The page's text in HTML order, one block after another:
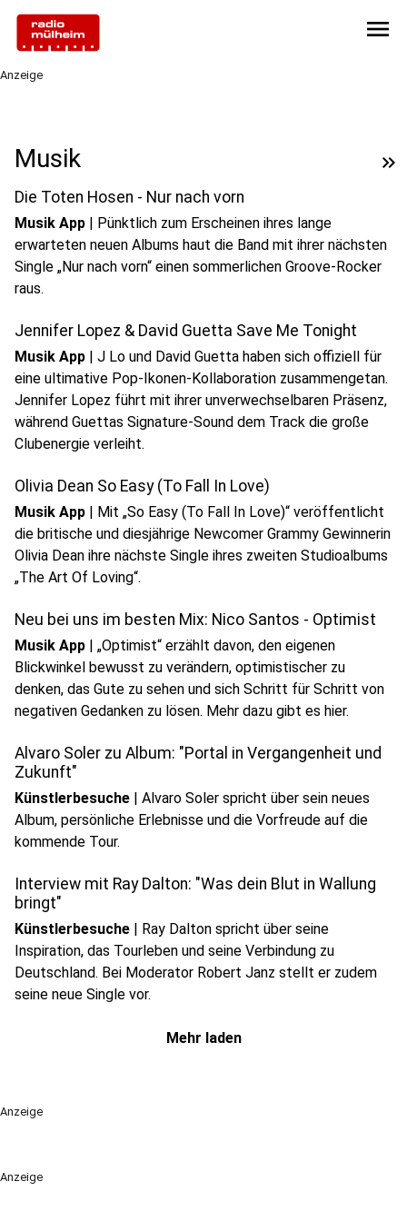
menu
Anzeige
Musik keyboard_double_arrow_right
Die Toten Hosen - Nur nach vorn
Musik App | Pünktlich zum Erscheinen ihres lange
erwarteten neuen Albums haut die Band mit ihrer nächsten
Single „Nur nach vorn“ einen sommerlichen Groove-Rocker
raus.
Jennifer Lopez & David Guetta Save Me Tonight
Musik App | J Lo und David Guetta haben sich offiziell für
eine ultimative Pop-Ikonen-Kollaboration zusammengetan.
Jennifer Lopez führt mit ihrer unverwechselbaren Präsenz,
während Guettas Signature-Sound dem Track die große
Clubenergie verleiht.
Olivia Dean So Easy (To Fall In Love)
Musik App | Mit „So Easy (To Fall In Love)“ veröffentlicht
die britische und diesjährige Newcomer Grammy Gewinnerin
Olivia Dean ihre nächste Single ihres zweiten Studioalbums
„The Art Of Loving“.
Neu bei uns im besten Mix: Nico Santos - Optimist
Musik App | „Optimist“ erzählt davon, den eigenen
Blickwinkel bewusst zu verändern, optimistischer zu
denken, das Gute zu sehen und sich Schritt für Schritt von
negativen Gedanken zu lösen. Mehr dazu gibt es hier.
play_circle Audio anhören
Alvaro Soler zu Album: "Portal in Vergangenheit und
Zukunft"
Künstlerbesuche | Alvaro Soler spricht über sein neues
Album, persönliche Erlebnisse und die Vorfreude auf die
kommende Tour.
Interview mit Ray Dalton: "Was dein Blut in Wallung
bringt"
Künstlerbesuche | Ray Dalton spricht über seine
Inspiration, das Tourleben und seine Verbindung zu
Deutschland. Bei Moderator Robert Janz stellt er zudem
seine neue Single vor.
Mehr laden
Anzeige
Anzeige